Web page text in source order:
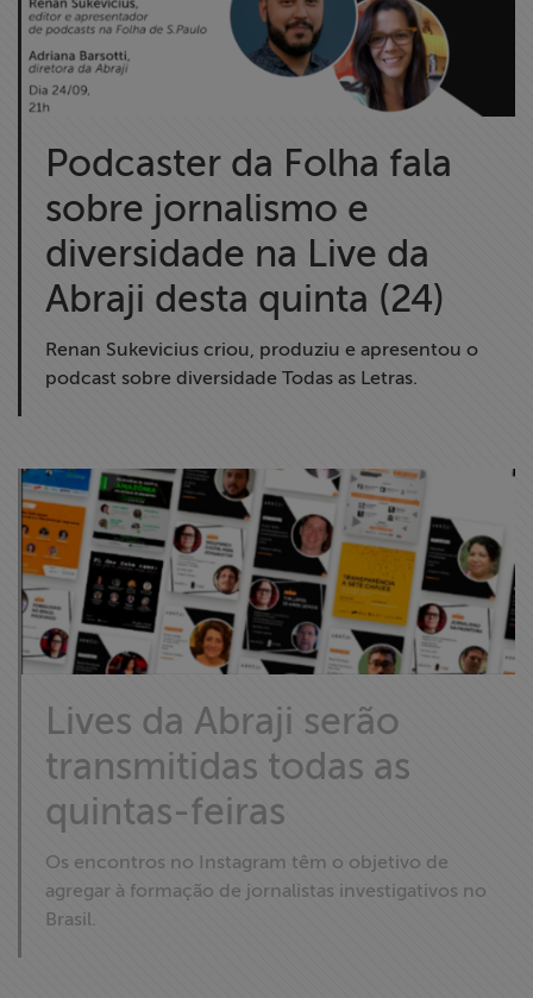
Podcaster da Folha fala
sobre jornalismo e
diversidade na Live da
Abraji desta quinta (24)
Renan Sukevicius criou, produziu e apresentou o
podcast sobre diversidade Todas as Letras.
Lives da Abraji serão
transmitidas todas as
quintas-feiras
Os encontros no Instagram têm o objetivo de
agregar à formação de jornalistas investigativos no
Brasil.